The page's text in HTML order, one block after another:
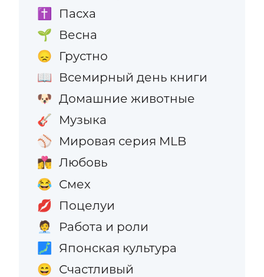
✝️ Пасха
🌱 Весна
😞 Грустно
📖 Всемирный день книги
🐶 Домашние животные
🎸 Музыка
⚾ Мировая серия MLB
👩‍❤️‍💋‍👨 Любовь
😂 Смех
💋 Поцелуи
🧑‍💼 Работа и роли
🗾 Японская культура
😄 Счастливый